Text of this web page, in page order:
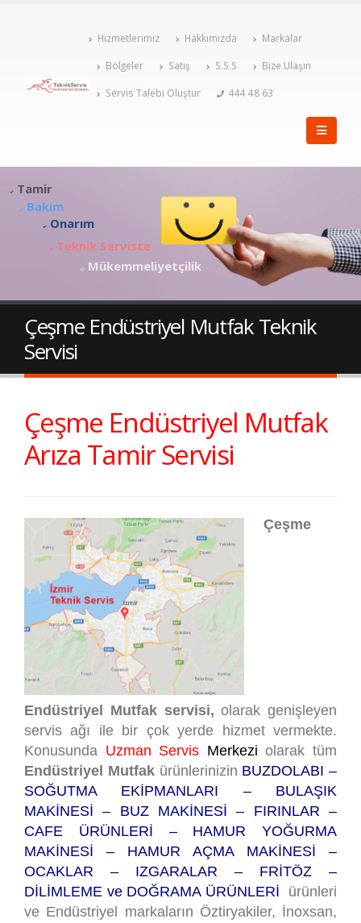
Hizmetlerimiz Hakkımızda Markalar
Bölgeler Satış S.S.S Bize Ulaşın
Servis Talebi Oluştur 444 48 63
Tamir
Bakım
Onarım
Teknik Serviste
Mükemmeliyetçilik
Çeşme Endüstriyel Mutfak Teknik
Servisi
Çeşme Endüstriyel Mutfak
Arıza Tamir Servisi
Çeşme
Endüstriyel Mutfak servisi,olarak genişleyen
servis ağı ile bir çok yerde hizmet vermekte.
Konusunda Uzman Servis Merkezi olarak tüm
Endüstriyel Mutfakürünlerinizin BUZDOLABI –
SOĞUTMA EKİPMANLARI – BULAŞIK
MAKİNESİ – BUZ MAKİNESİ – FIRINLAR –
CAFE ÜRÜNLERİ – HAMUR YOĞURMA
MAKİNESİ – HAMUR AÇMA MAKİNESİ –
OCAKLAR – IZGARALAR – FRİTÖZ –
DİLİMLEME ve DOĞRAMA ÜRÜNLERİ
ürünleri
ve Endüstriyel markaların Öztiryakiler, İnoxsan,